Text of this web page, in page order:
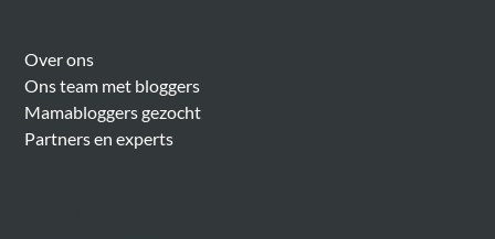
Over ons
Ons team met bloggers
Mamabloggers gezocht
Partners en experts